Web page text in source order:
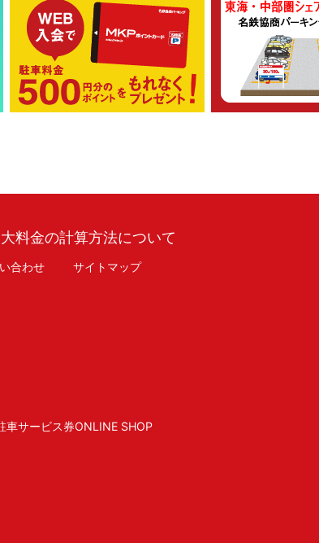
料金の計算方法について
合わせ サイトマップ
車サービス券ONLINE SHOP